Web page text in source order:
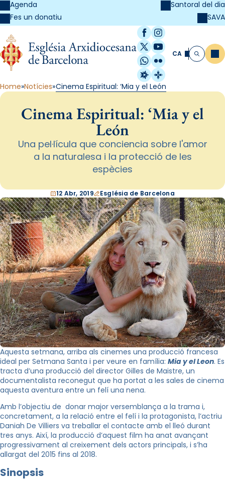
Agenda
Fes un donatiu
Santoral del dia
SAVA
Facebook
Instagram
X / Twitter
YouTube
WhatsApp
Flickr
Radio Estel
Catalunya
CA Cerca
Home Notícies Cinema Espiritual: ‘Mia y el León
Cinema Espiritual: ‘Mia y el
León
Una pel·lícula que conciencia sobre l'amor
a la naturalesa i la protecció de les
espècies
12 Abr, 2019 Església de Barcelona
Aquesta setmana, arriba als cinemes una producció francesa
ideal per Setmana Santa i per veure en família: Mia y el Leon. Es
tracta d’una producció del director Gilles de Maistre, un
documentalista reconegut que ha portat a les sales de cinema
aquesta aventura entre un felí una nena.
Amb l’objectiu de donar major versemblança a la trama i,
concretament, a la relació entre el felí i la protagonista, l’actriu
Daniah De Villiers va treballar el contacte amb el lleó durant
tres anys. Així, la producció d’aquest film ha anat avançant
progressivament al creixement dels actors principals, i s’ha
allargat del 2015 fins al 2018.
Sinopsis